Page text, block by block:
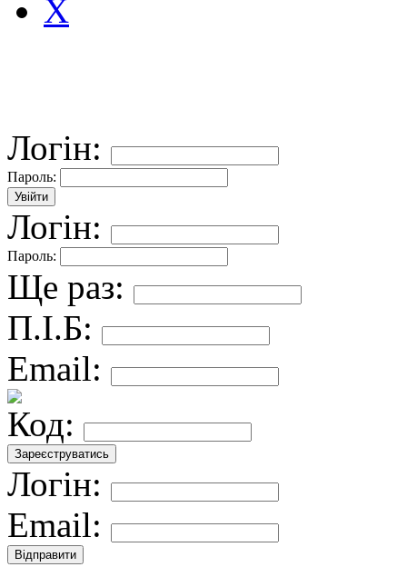
X
Логін:
Пароль:
Логін:
Пароль:
Ще раз:
П.І.Б:
Email:
Код:
Логін:
Email: